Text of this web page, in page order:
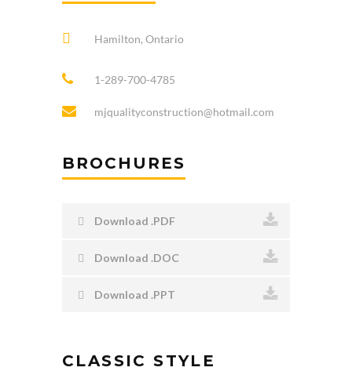
Hamilton, Ontario
1-289-700-4785
mjqualityconstruction@hotmail.com
BROCHURES
Download .PDF
Download .DOC
Download .PPT
CLASSIC STYLE